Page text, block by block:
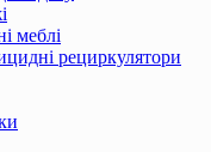
меблі
рециркулятори